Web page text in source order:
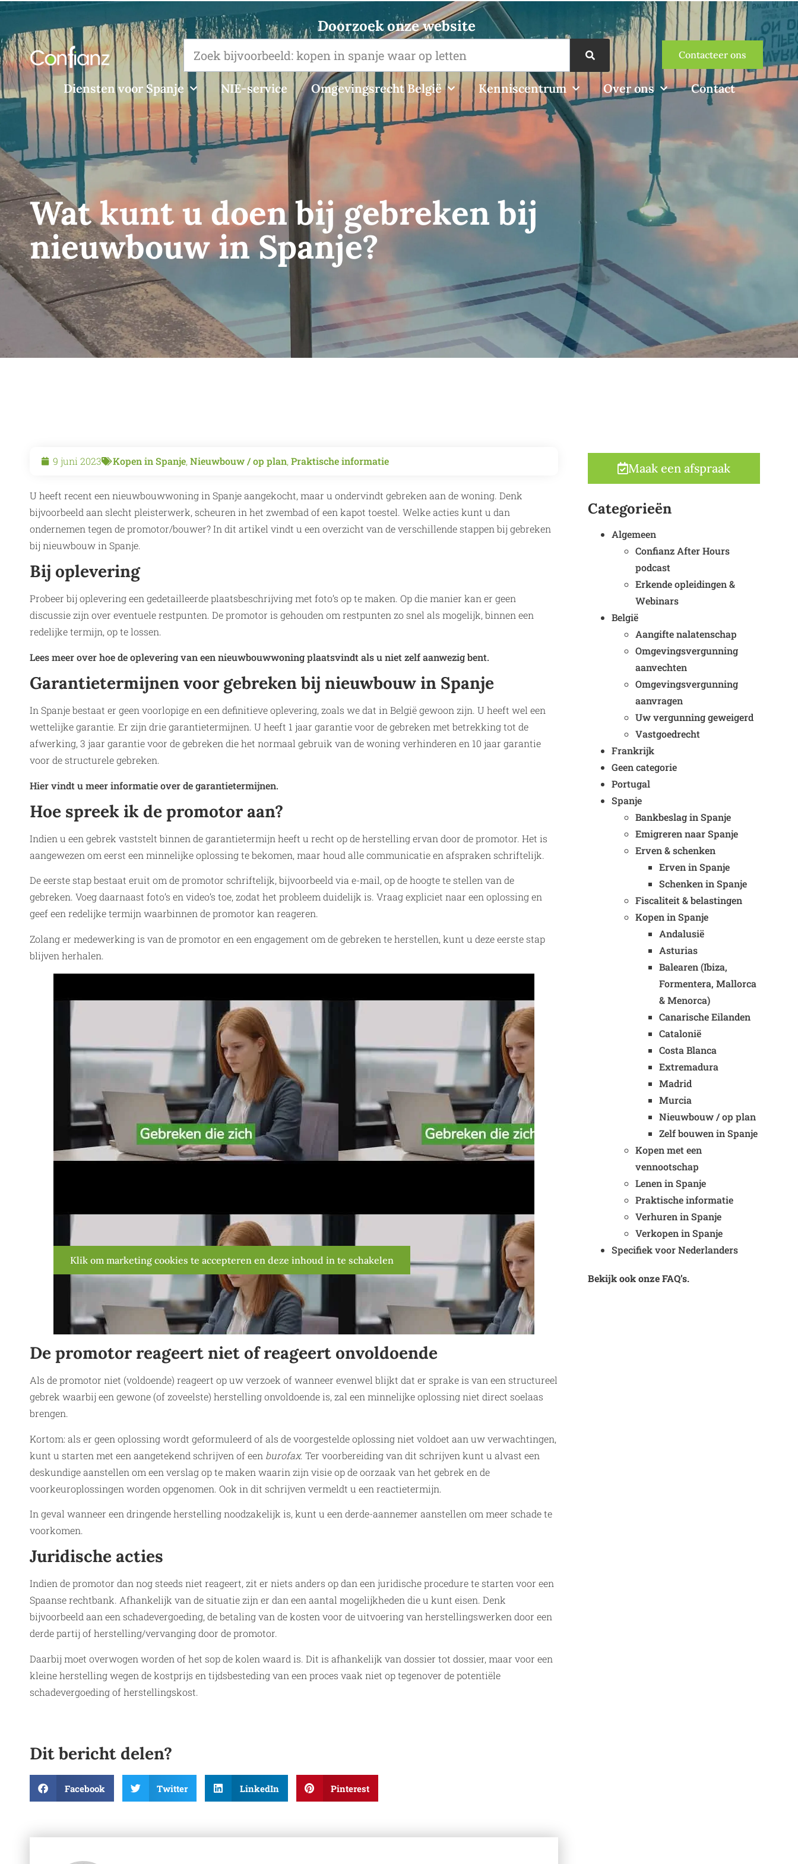
Doorzoek onze website
Contacteer ons
Diensten voor Spanje NIE-service Omgevingsrecht België Kenniscentrum Over ons Contact
Wat kunt u doen bij gebreken bij
nieuwbouw in Spanje?
9 juni 2023 Kopen in Spanje, Nieuwbouw / op plan, Praktische informatie
U heeft recent een nieuwbouwwoning in Spanje aangekocht, maar u ondervindt gebreken aan de woning. Denk
bijvoorbeeld aan slecht pleisterwerk, scheuren in het zwembad of een kapot toestel. Welke acties kunt u dan
ondernemen tegen de promotor/bouwer? In dit artikel vindt u een overzicht van de verschillende stappen bij gebreken
bij nieuwbouw in Spanje.
Bij oplevering
Probeer bij oplevering een gedetailleerde plaatsbeschrijving met foto’s op te maken. Op die manier kan er geen
discussie zijn over eventuele restpunten. De promotor is gehouden om restpunten zo snel als mogelijk, binnen een
redelijke termijn, op te lossen.
Lees meer over hoe de oplevering van een nieuwbouwwoning plaatsvindt als u niet zelf aanwezig bent.
Garantietermijnen voor gebreken bij nieuwbouw in Spanje
In Spanje bestaat er geen voorlopige en een definitieve oplevering, zoals we dat in België gewoon zijn. U heeft wel een
wettelijke garantie. Er zijn drie garantietermijnen. U heeft 1 jaar garantie voor de gebreken met betrekking tot de
afwerking, 3 jaar garantie voor de gebreken die het normaal gebruik van de woning verhinderen en 10 jaar garantie
voor de structurele gebreken.
Hier vindt u meer informatie over de garantietermijnen.
Hoe spreek ik de promotor aan?
Indien u een gebrek vaststelt binnen de garantietermijn heeft u recht op de herstelling ervan door de promotor. Het is
aangewezen om eerst een minnelijke oplossing te bekomen, maar houd alle communicatie en afspraken schriftelijk.
De eerste stap bestaat eruit om de promotor schriftelijk, bijvoorbeeld via e-mail, op de hoogte te stellen van de
gebreken. Voeg daarnaast foto’s en video’s toe, zodat het probleem duidelijk is. Vraag expliciet naar een oplossing en
geef een redelijke termijn waarbinnen de promotor kan reageren.
Zolang er medewerking is van de promotor en een engagement om de gebreken te herstellen, kunt u deze eerste stap
blijven herhalen.
Klik om marketing cookies te accepteren en deze inhoud in te schakelen
De promotor reageert niet of reageert onvoldoende
Als de promotor niet (voldoende) reageert op uw verzoek of wanneer evenwel blijkt dat er sprake is van een structureel
gebrek waarbij een gewone (of zoveelste) herstelling onvoldoende is, zal een minnelijke oplossing niet direct soelaas
brengen.
Kortom: als er geen oplossing wordt geformuleerd of als de voorgestelde oplossing niet voldoet aan uw verwachtingen,
kunt u starten met een aangetekend schrijven of een burofax. Ter voorbereiding van dit schrijven kunt u alvast een
deskundige aanstellen om een verslag op te maken waarin zijn visie op de oorzaak van het gebrek en de
voorkeuroplossingen worden opgenomen. Ook in dit schrijven vermeldt u een reactietermijn.
In geval wanneer een dringende herstelling noodzakelijk is, kunt u een derde-aannemer aanstellen om meer schade te
voorkomen.
Juridische acties
Indien de promotor dan nog steeds niet reageert, zit er niets anders op dan een juridische procedure te starten voor een
Spaanse rechtbank. Afhankelijk van de situatie zijn er dan een aantal mogelijkheden die u kunt eisen. Denk
bijvoorbeeld aan een schadevergoeding, de betaling van de kosten voor de uitvoering van herstellingswerken door een
derde partij of herstelling/vervanging door de promotor.
Daarbij moet overwogen worden of het sop de kolen waard is. Dit is afhankelijk van dossier tot dossier, maar voor een
kleine herstelling wegen de kostprijs en tijdsbesteding van een proces vaak niet op tegenover de potentiële
schadevergoeding of herstellingskost.
Dit bericht delen?
Facebook Twitter LinkedIn Pinterest
Maak een afspraak
Categorieën
Algemeen
Confianz After Hours
podcast
Erkende opleidingen &
Webinars
België
Aangifte nalatenschap
Omgevingsvergunning
aanvechten
Omgevingsvergunning
aanvragen
Uw vergunning geweigerd
Vastgoedrecht
Frankrijk
Geen categorie
Portugal
Spanje
Bankbeslag in Spanje
Emigreren naar Spanje
Erven & schenken
Erven in Spanje
Schenken in Spanje
Fiscaliteit & belastingen
Kopen in Spanje
Andalusië
Asturias
Balearen (Ibiza,
Formentera, Mallorca
& Menorca)
Canarische Eilanden
Catalonië
Costa Blanca
Extremadura
Madrid
Murcia
Nieuwbouw / op plan
Zelf bouwen in Spanje
Kopen met een
vennootschap
Lenen in Spanje
Praktische informatie
Verhuren in Spanje
Verkopen in Spanje
Specifiek voor Nederlanders
Bekijk ook onze FAQ’s.